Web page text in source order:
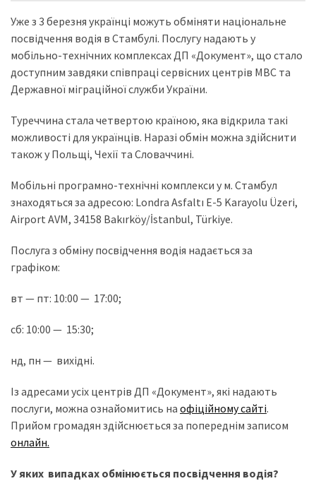
Історії
(3 678)
Тюнинг
(733)
Події
(521)
Автовласнику
(474)
Автозакон
(370)
(358)
Головне
Тест-
драйв
(212)
Без
Уже з 3 березня українці можуть обміняти національне
посвідчення водія в Стамбулі. Послугу надають у
мобільно-технічних комплексах ДП «Документ», що стало
доступним завдяки співпраці сервісних центрів МВС та
Державної міграційної служби України.
Туреччина стала четвертою країною, яка відкрила такі
можливості для українців. Наразі обмін можна здійснити
також у Польщі, Чехії та Словаччині.
Мобільні програмно-технічні комплекси у м. Стамбул
знаходяться за адресою: Londra Asfaltı E-5 Karayolu Üzeri,
Airport AVM, 34158 Bakırköy/İstanbul, Türkiye.
Послуга з обміну посвідчення водія надається за
графіком:
вт — пт: 10:00 — 17:00;
сб: 10:00 — 15:30;
нд, пн — вихідні.
Із адресами усіх центрів ДП «Документ», які надають
послуги, можна ознайомитись на офіційному сайті.
Прийом громадян здійснюється за попереднім записом
онлайн.
У яких випадках обмінюється посвідчення водія?